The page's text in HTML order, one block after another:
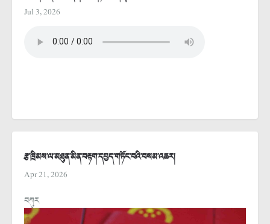
Jul 3, 2026
རྩ་ཁྲིམས་ལ་མཐུན་མིན་བརྟག་དཔྱད་གཏོང་བའི་བསམ་འཆར།
Apr 21, 2026
བཀུར